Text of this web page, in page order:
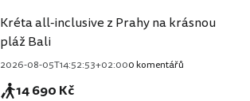
Kréta all-inclusive z Prahy na krásnou
pláž Bali
2026-08-05T14:52:53+02:000 komentářů
14 690 Kč